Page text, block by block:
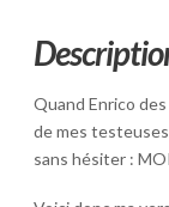
Quand Enrico
de mes
sans hésiter :